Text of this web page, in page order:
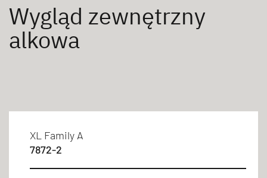
Wygląd zewnętrzny
alkowa
XL Family A
7872-2